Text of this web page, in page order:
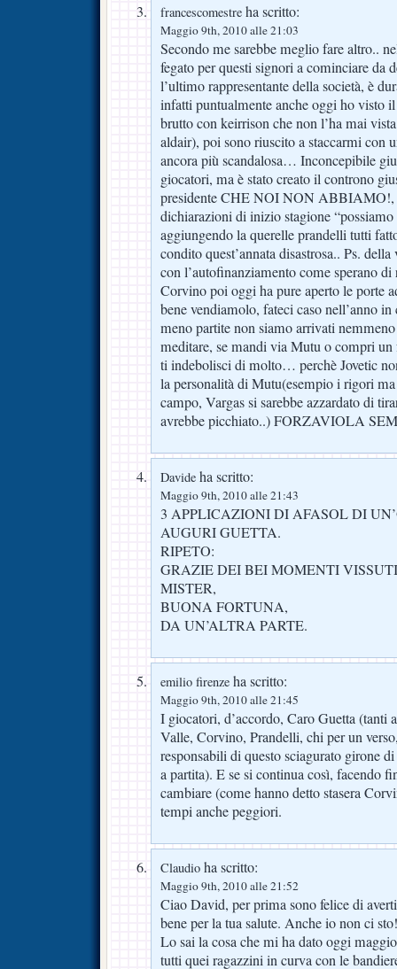
francescomestre ha scritto:
Maggio 9th, 2010 alle 21:03
Secondo me sarebbe meglio fare altro..
fegato per questi signori a cominciare da
l’ultimo rappresentante della società, è
infatti puntualmente anche oggi ho visto
brutto con keirrison che non l’ha mai
aldair), poi sono riuscito a staccarmi con
ancora più scandalosa… Inconcepibile
giocatori, ma è stato creato il controno
presidente CHE NOI NON ABBIAMO!,
dichiarazioni di inizio stagione
aggiungendo la querelle prandelli tutti
condito quest’annata disastrosa.. Ps.
con l’autofinanziamento come sperano di
Corvino poi oggi ha pure aperto le porte
bene vendiamolo, fateci caso nell’anno
meno partite non siamo arrivati
meditare, se mandi via Mutu o compri
ti indebolisci di molto… perchè Jovetic
la personalità di Mutu(esempio i rigori
campo, Vargas si sarebbe azzardato di
avrebbe picchiato..) FORZAVIOLA
Davide ha scritto:
Maggio 9th, 2010 alle 21:43
3 APPLICAZIONI DI AFASOL DI
AUGURI GUETTA.
RIPETO:
GRAZIE DEI BEI MOMENTI
MISTER,
BUONA FORTUNA,
DA UN’ALTRA PARTE.
emilio firenze ha scritto:
Maggio 9th, 2010 alle 21:45
I giocatori, d’accordo, Caro Guetta (tanti
Valle, Corvino, Prandelli, chi per un
responsabili di questo sciagurato girone
a partita). E se si continua così, facendo
cambiare (come hanno detto stasera
tempi anche peggiori.
Claudio ha scritto:
Maggio 9th, 2010 alle 21:52
Ciao David, per prima sono felice di
bene per la tua salute. Anche io non ci
Lo sai la cosa che mi ha dato oggi
tutti quei ragazzini in curva con le